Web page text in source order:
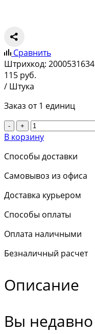
Сравнить
Штрихкод:
115 руб.
/ Штука
Заказ от 1 единиц
- +
В корзину
Способы доставки
Самовывоз из офиса
Доставка курьером
Способы оплаты
Оплата наличными
Безналичный расчет
Описание
Вы